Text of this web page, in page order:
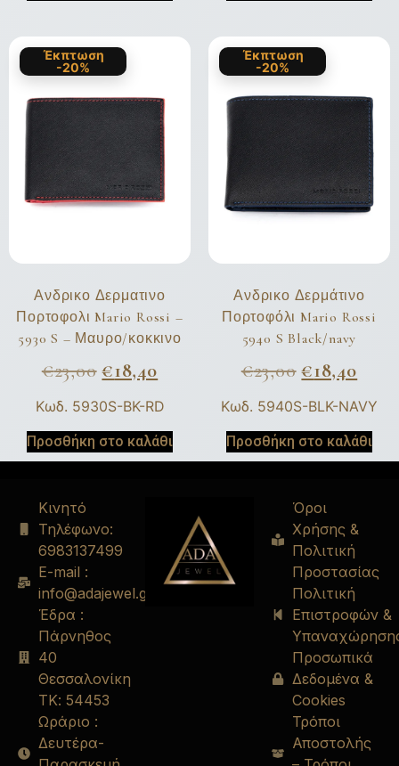
Έκπτωση
-20%
Ανδρικο Δερματινο
Πορτοφολι Mario Rossi –
5930 S – Μαυρο/κοκκινο
€23,00 €18,40
Κωδ. 5930S-BK-RD
Προσθήκη στο καλάθι
Έκπτωση
-20%
Ανδρικο Δερμάτινο
Πορτοφόλι Mario Rossi
5940 S Black/navy
€23,00 €18,40
Κωδ. 5940S-BLK-NAVY
Προσθήκη στο καλάθι
Κινητό
Τηλέφωνο:
6983137499
E-mail :
info@adajewel.gr
Έδρα :
Πάρνηθος
40
Θεσσαλονίκη
ΤΚ: 54453
Ωράριο :
Δευτέρα-
Όροι
Χρήσης &
Πολιτική
Προστασίας
Πολιτική
Επιστροφών &
Προσωπικά
Δεδομένα &
Cookies
Τρόποι
Αποστολής